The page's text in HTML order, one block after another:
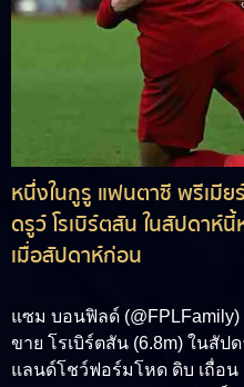
หนึ่งในกูรู แฟนตาซี พรีเมีย
ดรูว์ โรเบิร์ตสัน ในสัปดาห์
เมื่อสัปดาห์ก่อน
แซม บอนฟิลด์
ขาย โรเบิร์ตสัน (6.8m) ในสั
แลนด์โชว์ฟอร์มโหด ดิบ เถื่อน